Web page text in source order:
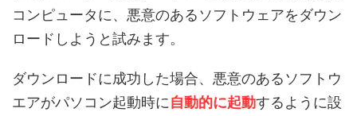
コンピュータに、悪意のあるソフトウェアをダウン
ロードしようと試みます。
ダウンロードに成功した場合、悪意のあるソフトウ
エアがパソコン起動時に自動的に起動するように設